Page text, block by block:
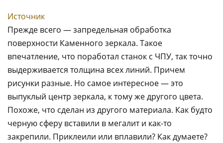
Источник
Прежде всего — запредельная обработка
поверхности Каменного зеркала. Такое
впечатление, что поработал станок с ЧПУ, так точно
выдерживается толщина всех линий. Причем
рисунки разные. Но самое интересное — это
выпуклый центр зеркала, к тому же другого цвета.
Похоже, что сделан из другого материала. Как будто
черную сферу вставили в мегалит и как-то
закрепили. Приклеили или вплавили? Как думаете?